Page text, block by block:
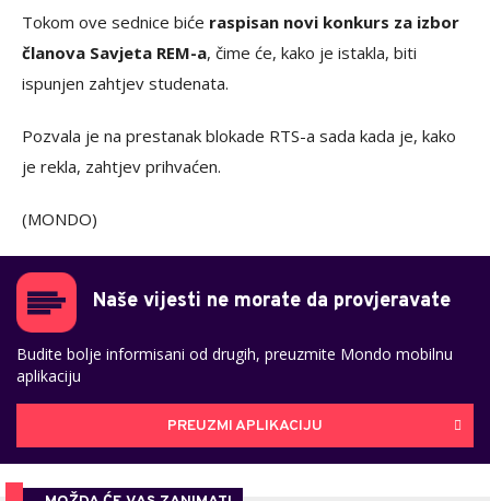
Tokom ove sednice biće raspisan novi konkurs za izbor
članova Savjeta REM-a, čime će, kako je istakla, biti
ispunjen zahtjev studenata.
Pozvala je na prestanak blokade RTS-a sada kada je, kako
je rekla, zahtjev prihvaćen.
(MONDO)
Naše vijesti ne morate da provjeravate
Budite bolje informisani od drugih, preuzmite Mondo mobilnu
aplikaciju
PREUZMI APLIKACIJU